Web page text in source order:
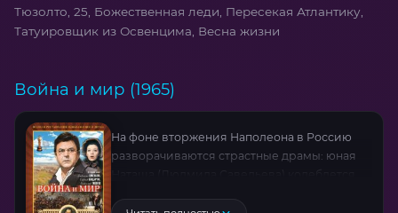
Тюзолто, 25, Божественная леди, Пересекая Атлантику,
Татуировщик из Освенцима, Весна жизни
Война и мир (1965)
На фоне вторжения Наполеона в Россию
разворачиваются страстные драмы: юная